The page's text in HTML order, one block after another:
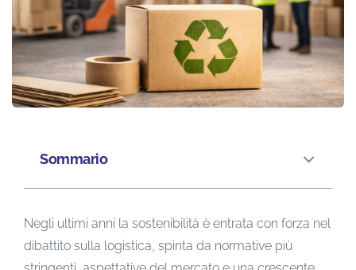
Sommario
Negli ultimi anni la sostenibilità è entrata con forza nel
dibattito sulla logistica, spinta da normative più